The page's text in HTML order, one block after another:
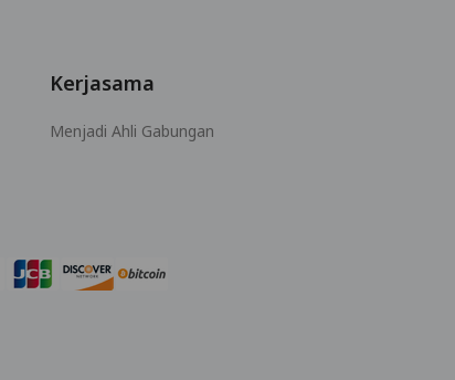
Kerjasama
Menjadi Ahli Gabungan